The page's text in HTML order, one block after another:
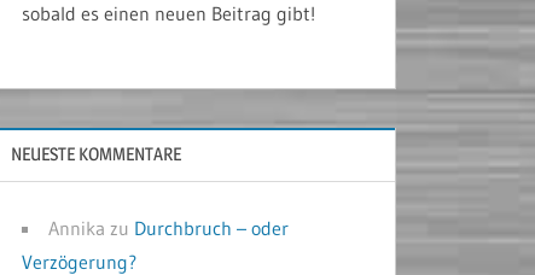
sobald es einen neuen Beitrag gibt!
NEUESTE KOMMENTARE
Annika zu Durchbruch – oder
Verzögerung?